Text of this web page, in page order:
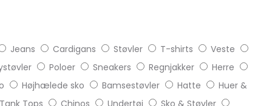
Jeans Cardigans Støvler T-shirts
Veste
Poloer Sneakers Regnjakker
Herre
Højhælede sko Bamsestøvler Hatte
Huer &
Tank Tops
Chinos Undertøj Sko & Støvler